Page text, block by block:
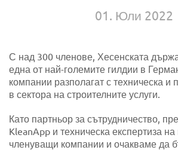
Работни места
Обявя
Безплатен
01. Юли 2022
С над 300 членове, Хесенската
една от най-големите гилдии в Германия.
компании разполагат с техническа и
в сектора на строителните услуги.
Като партньор за сътрудничество,
KleanApp и техническа експертиза
членуващи компании и очакваме да